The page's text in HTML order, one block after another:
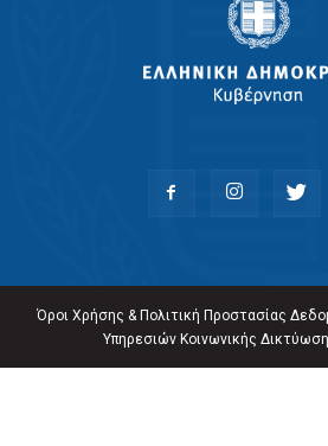
Όροι Χρήσης & Πολιτική Προστασίας
Υπηρεσιών Κοινωνικής